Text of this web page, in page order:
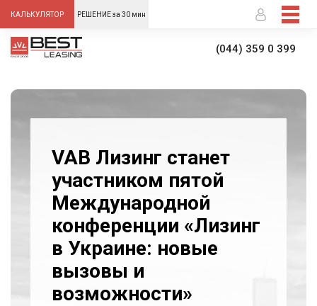
КАЛЬКУЛЯТОР РЕШЕНИЕ за 30 мин
(044) 359 0 399
VAB Лизинг станет
участником пятой
Международной
конференции «Лизинг
в Украине: новые
вызовы и
возможности»